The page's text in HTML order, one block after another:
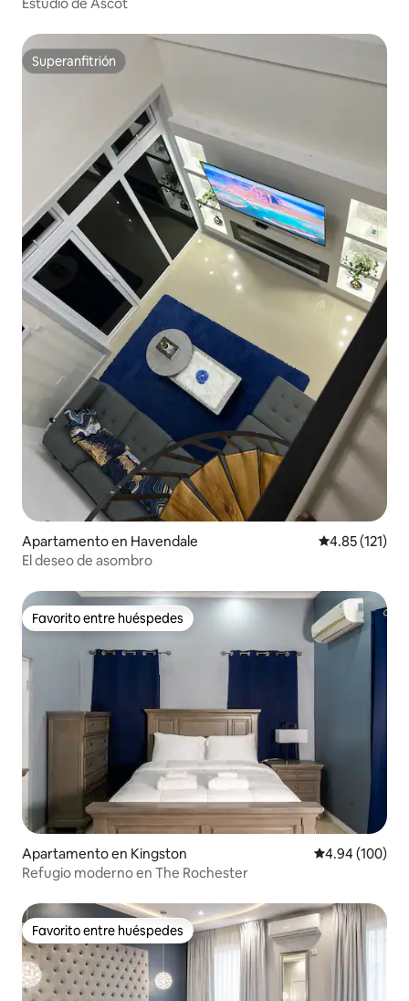
Superanfitrión
Superanfitrión
Apartamento en Havendale Calificación
4.85 (121)
El deseo de asombro
Favorito entre huéspedes
Favorito entre huéspedes
Apartamento en Kingston Calificación
4.94 (100)
Refugio moderno en The Rochester
Favorito entre huéspedes
Favorito entre huéspedes